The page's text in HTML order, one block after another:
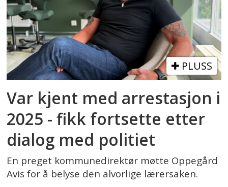
PLUSS
Var kjent med arrestasjon i
2025 - fikk fortsette etter
dialog med politiet
En preget kommunedirektør møtte Oppegård
Avis for å belyse den alvorlige lærersaken.